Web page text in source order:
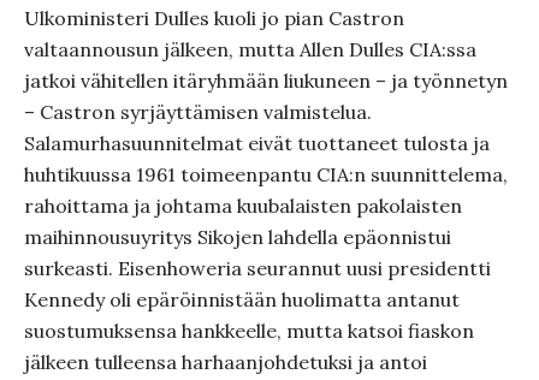
Ulkoministeri Dulles kuoli jo pian Castron
valtaannousun jälkeen, mutta Allen Dulles CIA:ssa
jatkoi vähitellen itäryhmään liukuneen – ja työnnetyn
– Castron syrjäyttämisen valmistelua.
Salamurhasuunnitelmat eivät tuottaneet tulosta ja
huhtikuussa 1961 toimeenpantu CIA:n suunnittelema,
rahoittama ja johtama kuubalaisten pakolaisten
maihinnousuyritys Sikojen lahdella epäonnistui
surkeasti. Eisenhoweria seurannut uusi presidentti
Kennedy oli epäröinnistään huolimatta antanut
suostumuksensa hankkeelle, mutta katsoi fiaskon
jälkeen tulleensa harhaanjohdetuksi ja antoi